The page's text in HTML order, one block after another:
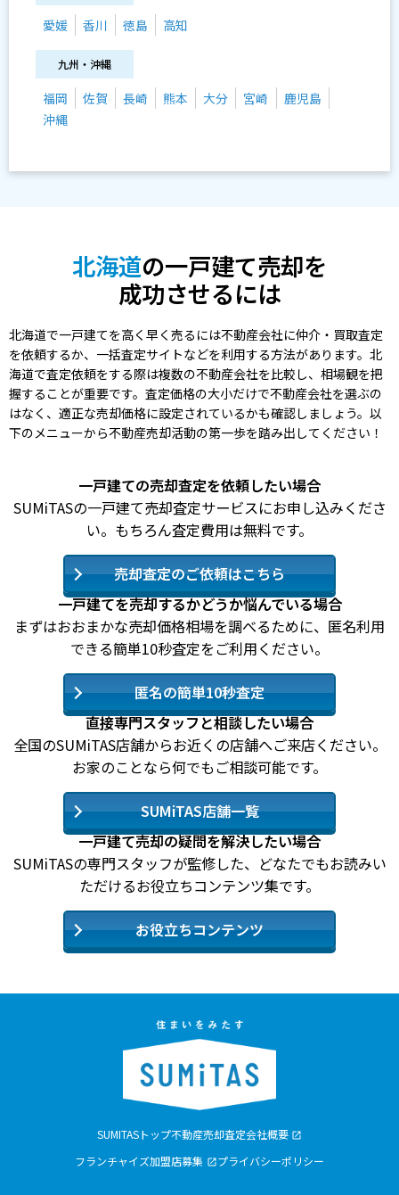
愛媛 香川 徳島 高知
九州・沖縄
福岡 佐賀 長崎 熊本 大分 宮崎
鹿児島
沖縄
北海道の一戸建て売却を
成功させるには
北海道で一戸建てを高く早く売るには不動産会社に仲介・買取査定
を依頼するか、一括査定サイトなどを利用する方法があります。北
海道で査定依頼をする際は複数の不動産会社を比較し、相場観を把
握することが重要です。査定価格の大小だけで不動産会社を選ぶの
はなく、適正な売却価格に設定されているかも確認しましょう。以
下のメニューから不動産売却活動の第一歩を踏み出してください！
一戸建ての売却査定を依頼したい場合
SUMiTASの一戸建て売却査定サービスにお申し込みくださ
い。もちろん査定費用は無料です。
売却査定のご依頼はこちら
一戸建てを売却するかどうか悩んでいる場合
まずはおおまかな売却価格相場を調べるために、匿名利用
できる簡単10秒査定をご利用ください。
匿名の簡単10秒査定
直接専門スタッフと相談したい場合
全国のSUMiTAS店舗からお近くの店舗へご来店ください。
お家のことなら何でもご相談可能です。
SUMiTAS店舗一覧
一戸建て売却の疑問を解決したい場合
SUMiTASの専門スタッフが監修した、どなたでもお読みい
ただけるお役立ちコンテンツ集です。
お役立ちコンテンツ
SUMITASトップ不動産売却査定会社概要
フランチャイズ加盟店募集
プライバシーポリシー